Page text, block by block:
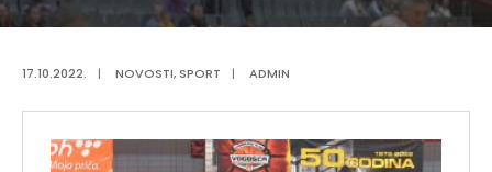
17.10.2022. | NOVOSTI, SPORT | ADMIN